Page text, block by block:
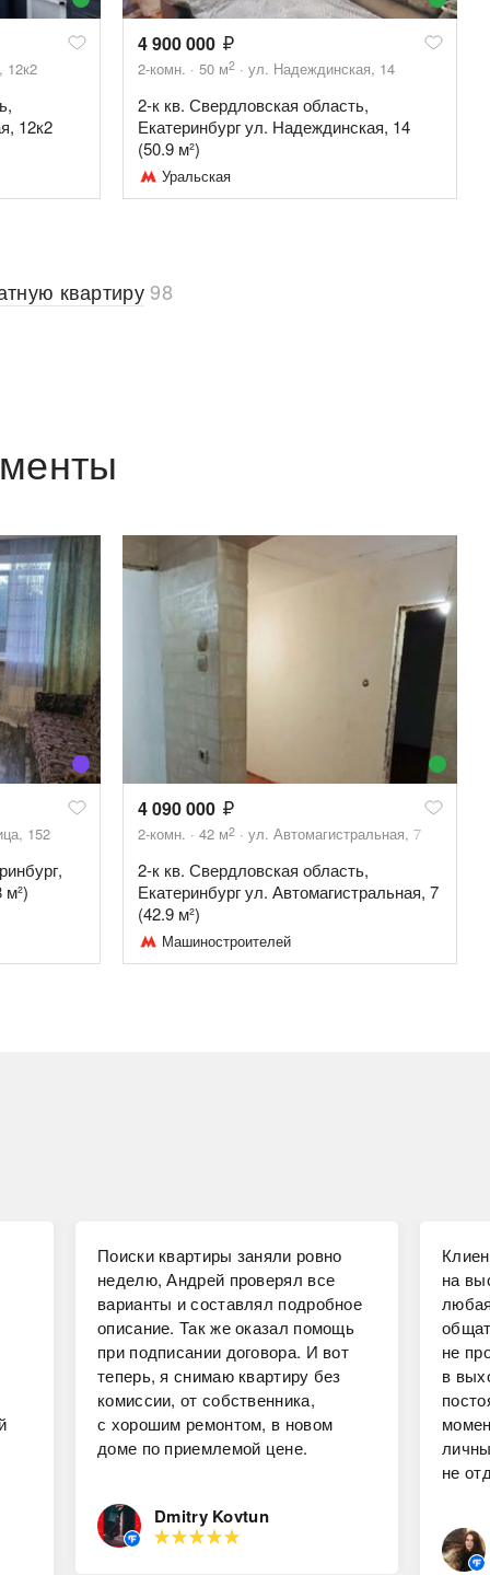
12к2
12к2
4 900 000
2-комн. 50 м2 ул. Надеждинская, 14
2-к кв. Свердловская область,
Екатеринбург ул. Надеждинская, 14
(50.9 м²)
Уральская
квартиру 98
152
м²)
4 090 000
2-комн. 42 м2 ул. Автомагистральная, 7
2-к кв. Свердловская область,
Екатеринбург ул. Автомагистральная, 7
(42.9 м²)
Машиностроителей
Поиски квартиры заняли ровно
неделю, Андрей проверял все
варианты и составлял подробное
описание. Так же оказал помощь
при подписании договора. И вот
теперь, я снимаю квартиру без
комиссии, от собственника,
с хорошим ремонтом, в новом
доме по приемлемой цене.
Dmitry Kovtun
на
не
в
не